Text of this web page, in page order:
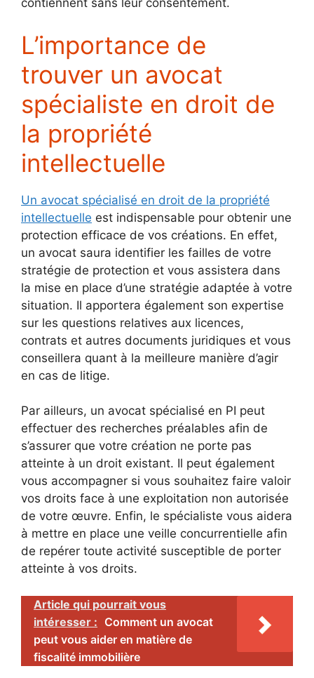
contiennent sans leur consentement.
L’importance de
trouver un avocat
spécialiste en droit de
la propriété
intellectuelle
Un avocat spécialisé en droit de la propriété
intellectuelle est indispensable pour obtenir une
protection efficace de vos créations. En effet,
un avocat saura identifier les failles de votre
stratégie de protection et vous assistera dans
la mise en place d’une stratégie adaptée à votre
situation. Il apportera également son expertise
sur les questions relatives aux licences,
contrats et autres documents juridiques et vous
conseillera quant à la meilleure manière d’agir
en cas de litige.
Par ailleurs, un avocat spécialisé en PI peut
effectuer des recherches préalables afin de
s’assurer que votre création ne porte pas
atteinte à un droit existant. Il peut également
vous accompagner si vous souhaitez faire valoir
vos droits face à une exploitation non autorisée
de votre œuvre. Enfin, le spécialiste vous aidera
à mettre en place une veille concurrentielle afin
de repérer toute activité susceptible de porter
atteinte à vos droits.
Article qui pourrait vous
intéresser : Comment un avocat
peut vous aider en matière de
fiscalité immobilière